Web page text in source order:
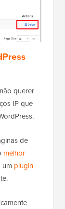
querer
IP que
de
melhor
um plugin